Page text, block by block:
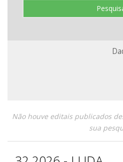
Não houve editais publicados
sua